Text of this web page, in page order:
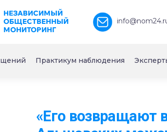
НЕЗАВИСИМЫЙ
ОБЩЕСТВЕННЫЙ
МОНИТОРИНГ
Практикум наблюдения
«Его возвращают